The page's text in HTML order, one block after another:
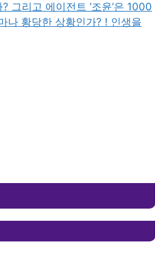
그리고 에이전트 ‘조윤’은 1000
나 황당한 상황인가? ! 인생을